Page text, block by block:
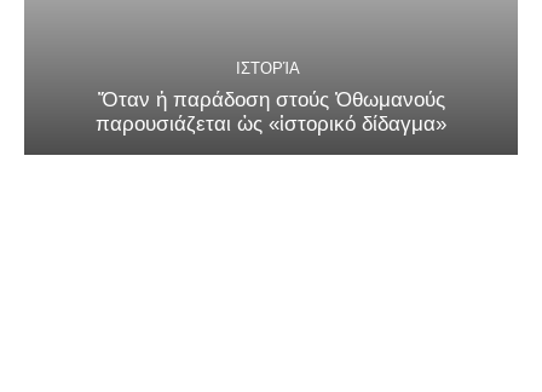
ΙΣΤΟΡΊΑ
Ὅταν ἡ παράδοση στούς Ὀθωμανούς
παρουσιάζεται ὡς «ἱστορικό δίδαγμα»